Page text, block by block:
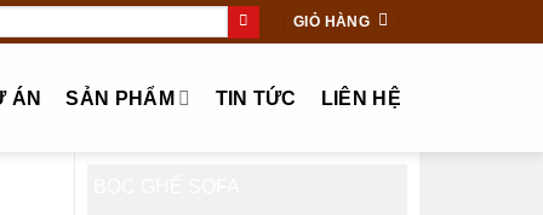
GIỎ HÀNG
ÁN SẢN PHẨM TIN TỨC LIÊN HỆ